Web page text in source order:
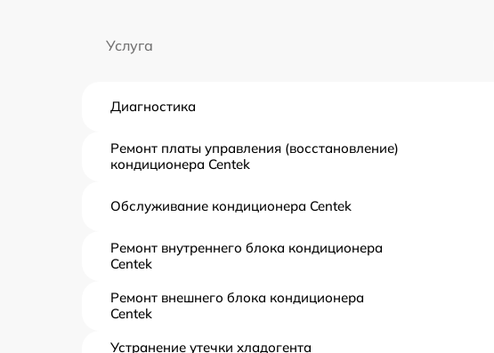
Услуга
Диагностика
Ремонт платы управления (восстановление)
кондиционера Centek
Обслуживание кондиционера Centek
Ремонт внутреннего блока кондиционера
Centek
Ремонт внешнего блока кондиционера
Centek
Устранение утечки хладогента